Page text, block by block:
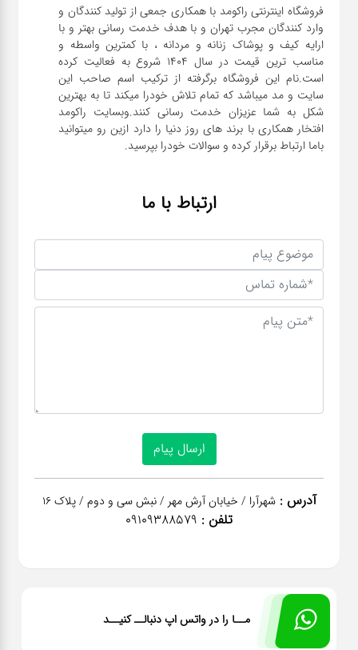
فروشگاه اینترنتی راکومد با همکاری جمعی از تولید کنندگان و
وارد کنندگان مجرب تهران و با هدف خدمت رسانی بهتر و با
ارایه کیف و پوشاک زنانه و مردانه ، با کمترین واسطه و
مناسب ترین قیمت در سال 1404 شروع به فعالیت کرده
است.نام این فروشگاه برگرفته از ترکیب اسم صاحب این
سایت و مد میباشد که تمام تلاش خودرا میکند تا به بهترین
شکل به شما عزیزان خدمت رسانی کنند.وبسایت راکومد
افتخار همکاری با برند های روز دنیا را دارد ازین رو میتوانید
باما ارتباط برقرار کرده و سوالات خودرا بپرسید.
ارتباط با ما
آدرس : شهرآرا / خیابان آرش مهر / نبش سی و دوم / پلاک 16
تلفن : 09109388579
مــا را در واتس اپ دنبالــ کنیــد